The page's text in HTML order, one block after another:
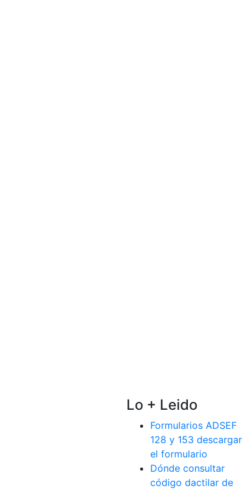
Lo + Leido
Formularios ADSEF
128 y 153 descargar
el formulario
Dónde consultar
código dactilar de